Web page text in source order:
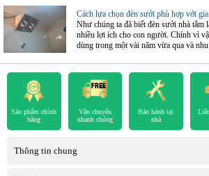
Cách lựa chọn đèn sưởi phù hợp với
Như chúng ta đã biết đèn sưởi nhà tắm
nhiều lợi ích cho con người. Chính vì
dùng trong một vài năm vừa qua và
Sản phẩm chính
hãng
Vận chuyển
nhanh chóng
Bảo hành tại
nhà
Thông tin chung